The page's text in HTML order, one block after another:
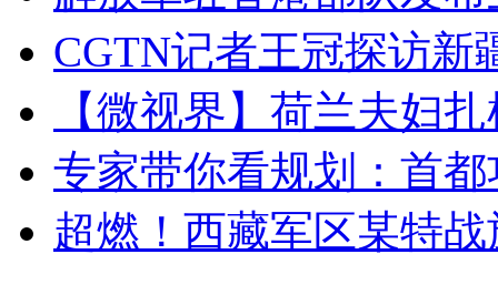
CGTN记者王冠探访新
【微视界】荷兰夫妇
专家带你看规划：首
超燃！西藏军区某特